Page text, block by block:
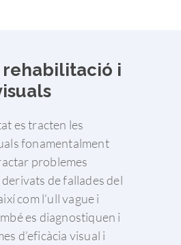
i
es tracten les
fonamentalment
problemes
de fallades del
com l’ull vague i
es diagnostiquen i
d’eficàcia visual i